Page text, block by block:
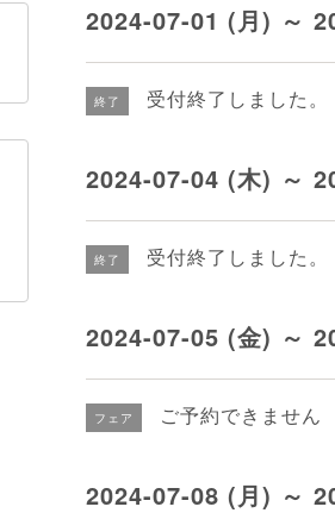
2024-07-01 (月) ～
終了 受付終了しました。
2024-07-04 (木) ～
終了 受付終了しました。
2024-07-05 (金) ～
フェア ご予約できません
2024-07-08 (月) ～